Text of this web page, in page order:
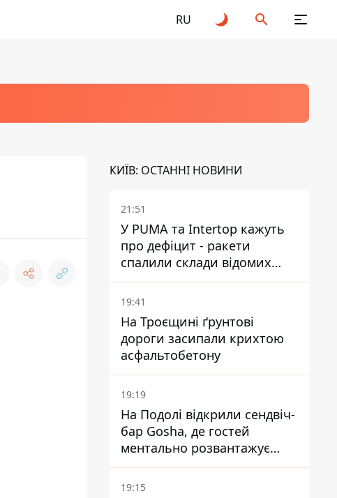
RU
КИЇВ: ОСТАННІ НОВИНИ
21:51
У PUMA та Intertop кажуть
про дефіцит - ракети
спалили склади відомих
брендів
19:41
На Троєщині ґрунтові
дороги засипали крихтою
асфальтобетону
19:19
На Подолі відкрили сендвіч-
бар Gosha, де гостей
ментально розвантажує
акула
19:15